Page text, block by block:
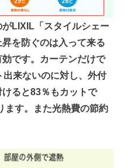
LIXIL「スタイルシェー
を防ぐのは入って来る
です。カーテンだけで
来ないのに対し、外付
ると83％もカットで
ます。また光熱費の節約